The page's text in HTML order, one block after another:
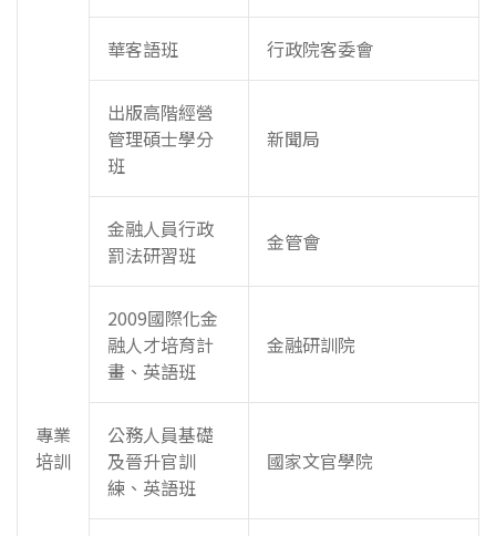
專業
培訓
華客語班 行政院客委會
出版高階經營
管理碩士學分
班
新聞局
金融人員行政
罰法研習班
金管會
2009國際化金
融人才培育計
畫、英語班
金融研訓院
公務人員基礎
及晉升官訓
練、英語班
國家文官學院